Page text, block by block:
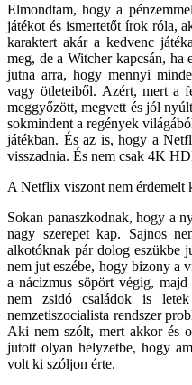
Elmondtam, hogy a
játékot és ismertetőt írok róla,
karaktert akár a kedvenc
meg, de a Witcher kapcsán, ha
jutna arra, hogy mennyi
vagy ötleteiből. Azért, mert a
meggyőzött, megvett és jól
sokmindent a regények
játékban. És az is, hogy a
visszadnia. És nem csak 4K
A Netflix viszont nem érdemelt
Sokan panaszkodnak, hogy a
nagy szerepet kap. Sajnos
alkotóknak pár dolog eszükbe
nem jut eszébe, hogy bizony a
a nácizmus söpört végig,
nem zsidó családok is
nemzetiszocialista rendszer
Aki nem szólt, mert akkor és
jutott olyan helyzetbe, hogy
volt ki szóljon érte.